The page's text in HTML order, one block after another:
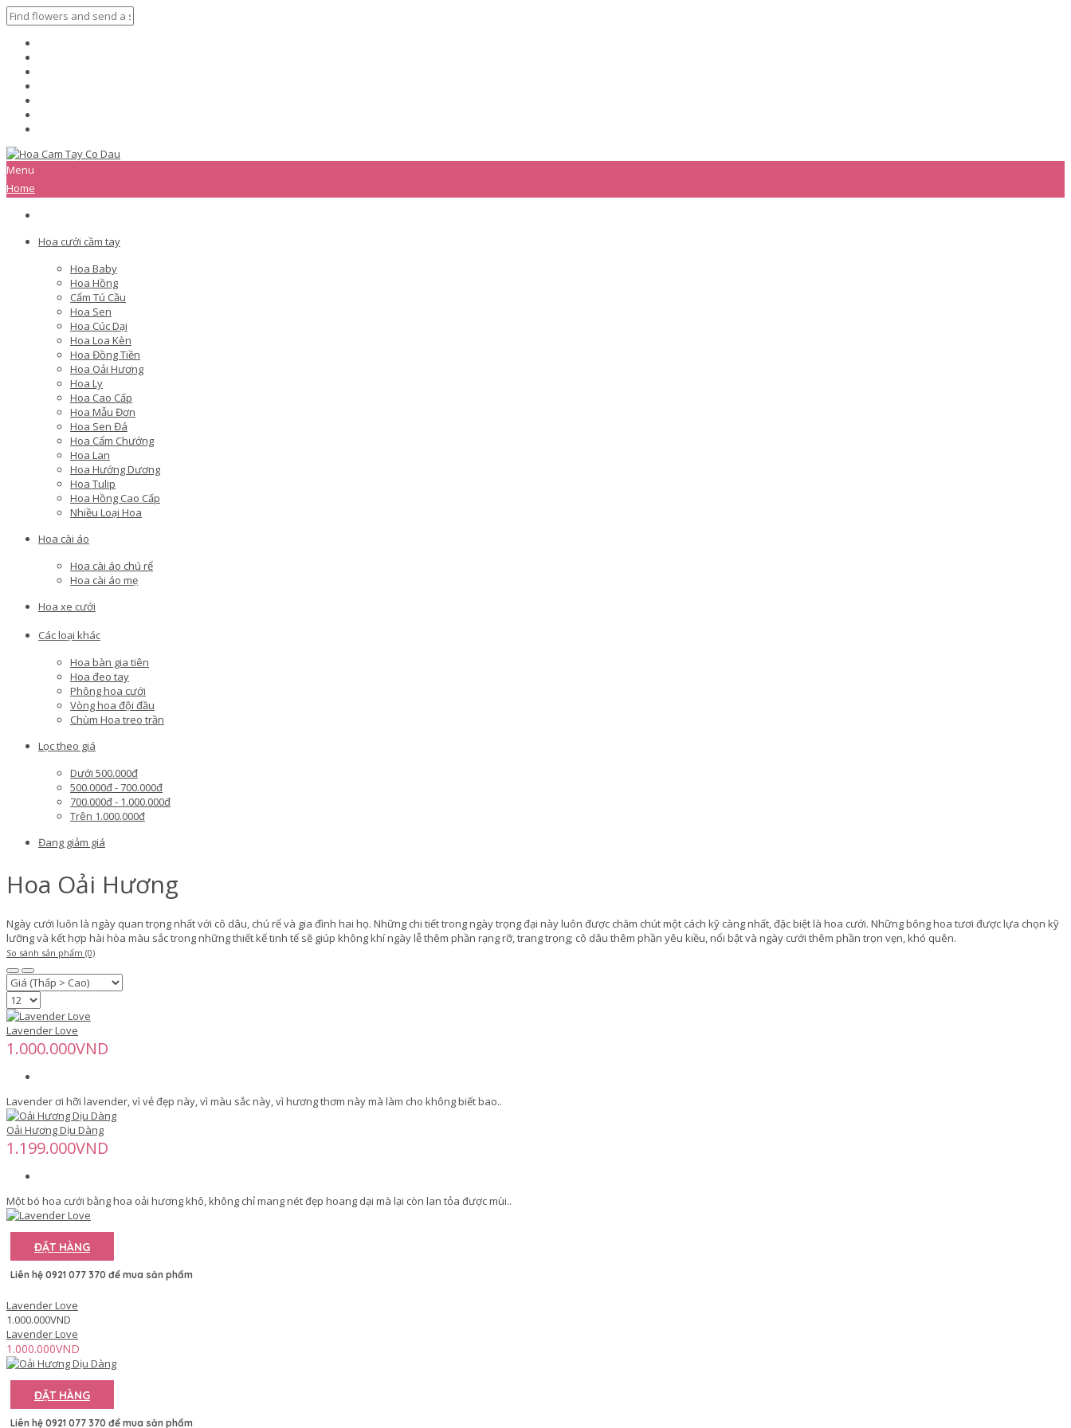
Menu
Home
Hoa cưới cầm tay
Hoa Baby
Hoa Hồng
Cẩm Tú Cầu
Hoa Sen
Hoa Cúc Dại
Hoa Loa Kèn
Hoa Đồng Tiền
Hoa Oải Hương
Hoa Ly
Hoa Cao Cấp
Hoa Mẫu Đơn
Hoa Sen Đá
Hoa Cẩm Chướng
Hoa Lan
Hoa Hướng Dương
Hoa Tulip
Hoa Hồng Cao Cấp
Nhiều Loại Hoa
Hoa cài áo
Hoa cài áo chú rể
Hoa cài áo mẹ
Hoa xe cưới
Các loại khác
Hoa bàn gia tiên
Hoa đeo tay
Phông hoa cưới
Vòng hoa đội đầu
Chùm Hoa treo trần
Lọc theo giá
Dưới 500.000đ
500.000đ - 700.000đ
700.000đ - 1.000.000đ
Trên 1.000.000đ
Đang giảm giá
Hoa Oải Hương
Ngày cưới luôn là ngày quan trọng nhất với cô dâu, chú rể và gia đình hai họ. Những chi tiết trong ngày trọng đại này luôn được chăm chút một cách kỹ càng nhất, đặc biệt là hoa cưới. Những bông hoa tươi được lựa chọn kỹ
lưỡng và kết hợp hài hòa màu sắc trong những thiết kế tinh tế sẽ giúp không khí ngày lễ thêm phần rạng rỡ, trang trọng; cô dâu thêm phần yêu kiều, nổi bật và ngày cưới thêm phần trọn vẹn, khó quên.
So sánh sản phẩm (0)
Lavender Love
1.000.000VND
Lavender ơi hỡi lavender, vì vẻ đẹp này, vì màu sắc này, vì hương thơm này mà làm cho không biết bao..
Oải Hương Dịu Dàng
1.199.000VND
Một bó hoa cưới bằng hoa oải hương khô, không chỉ mang nét đẹp hoang dại mà lại còn lan tỏa được mùi..
ĐẶT HÀNG
Liên hệ 0921 077 370 để mua sản phẩm
Lavender Love
1.000.000VND
Lavender Love
1.000.000VND
ĐẶT HÀNG
Liên hệ 0921 077 370 để mua sản phẩm